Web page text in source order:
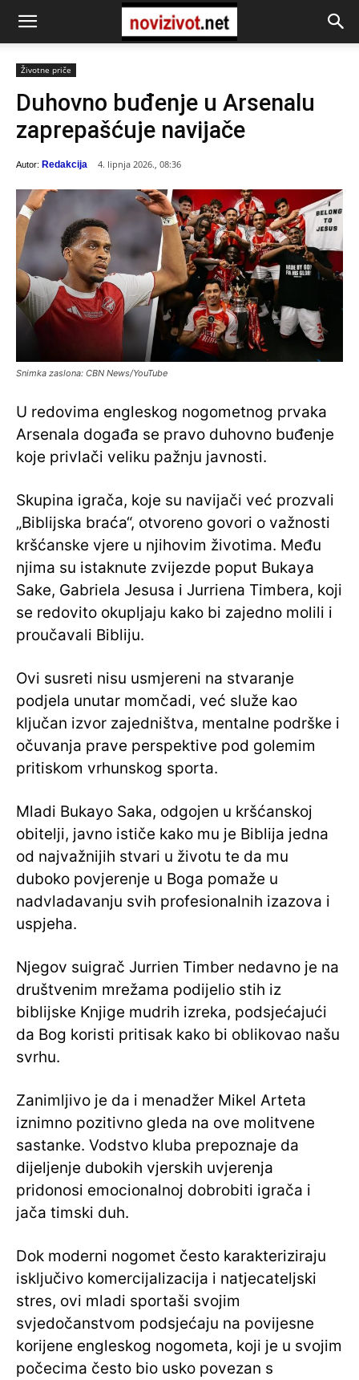
Životne priče
Duhovno buđenje u Arsenalu
zaprepašćuje navijače
Autor: Redakcija 4. lipnja 2026., 08:36
Snimka zaslona: CBN News/YouTube
U redovima engleskog nogometnog prvaka
Arsenala događa se pravo duhovno buđenje
koje privlači veliku pažnju javnosti.
Skupina igrača, koje su navijači već prozvali
„Biblijska braća“, otvoreno govori o važnosti
kršćanske vjere u njihovim životima. Među
njima su istaknute zvijezde poput Bukaya
Sake, Gabriela Jesusa i Jurriena Timbera, koji
se redovito okupljaju kako bi zajedno molili i
proučavali Bibliju.
Ovi susreti nisu usmjereni na stvaranje
podjela unutar momčadi, već služe kao
ključan izvor zajedništva, mentalne podrške i
očuvanja prave perspektive pod golemim
pritiskom vrhunskog sporta.
Mladi Bukayo Saka, odgojen u kršćanskoj
obitelji, javno ističe kako mu je Biblija jedna
od najvažnijih stvari u životu te da mu
duboko povjerenje u Boga pomaže u
nadvladavanju svih profesionalnih izazova i
uspjeha.
Njegov suigrač Jurrien Timber nedavno je na
društvenim mrežama podijelio stih iz
biblijske Knjige mudrih izreka, podsjećajući
da Bog koristi pritisak kako bi oblikovao našu
svrhu.
Zanimljivo je da i menadžer Mikel Arteta
iznimno pozitivno gleda na ove molitvene
sastanke. Vodstvo kluba prepoznaje da
dijeljenje dubokih vjerskih uvjerenja
pridonosi emocionalnoj dobrobiti igrača i
jača timski duh.
Dok moderni nogomet često karakteriziraju
isključivo komercijalizacija i natjecateljski
stres, ovi mladi sportaši svojim
svjedočanstvom podsjećaju na povijesne
korijene engleskog nogometa, koji je u svojim
počecima često bio usko povezan s